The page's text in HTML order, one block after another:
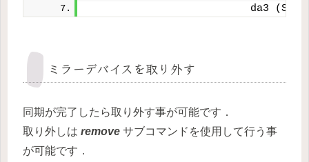
da3
ミラーデバイスを取り外す
同期が完了したら取り外す事が可能です．
取り外しは remove サブコマンドを使用して行う事
が可能です．